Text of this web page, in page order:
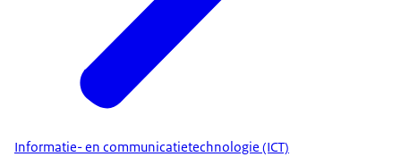
Informatie- en communicatietechnologie (ICT)